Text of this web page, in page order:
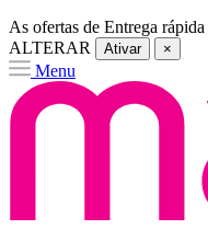
As ofertas de Entrega rápida
ALTERAR
Ativar ×
Menu